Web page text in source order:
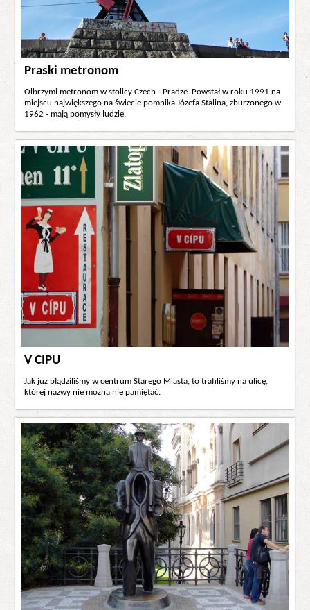
Praski metronom
Olbrzymi metronom w stolicy Czech - Pradze. Powstał w roku 1991 na
miejscu największego na świecie pomnika Józefa Stalina, zburzonego w
1962 - mają pomysły ludzie.
V CIPU
Jak już błądziliśmy w centrum Starego Miasta, to trafiliśmy na ulicę,
której nazwy nie można nie pamiętać.